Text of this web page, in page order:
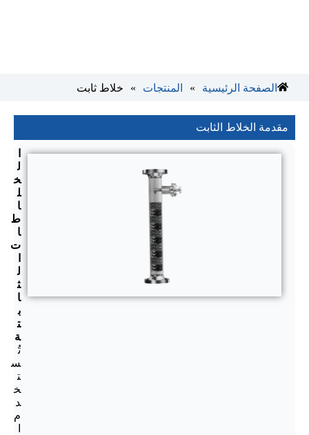
الصفحة الرئيسية » المنتجات » خلاط ثابت
مقدمة الخلاط الثابت
ل
خ
ل
ا
ط
ا
ت
ل
ث
ا
ب
ت
ة
تُ
س
ت
خ
د
م